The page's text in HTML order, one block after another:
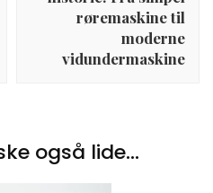
røremaskine til
moderne
vidundermaskine
også lide...